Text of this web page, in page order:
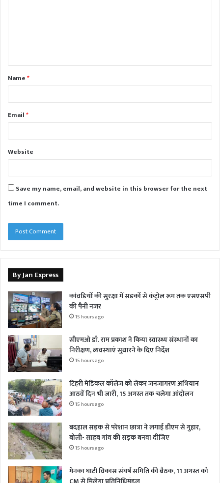
t
*Name*
Email*
Website
Save my name, email, and website in this browser for the next
time I comment.
By Jan Express
कांवड़ियों की सुरक्षा में सड़कों से कंट्रोल रूम तक एसएसपी
की पैनी नजर
15 hours ago
सीएमओ डॉ. राम प्रकाश ने किया स्वास्थ्य संस्थानों का
निरीक्षण, व्यवस्थाएं सुधारने के दिए निर्देश
15 hours ago
टिहरी मेडिकल कॉलेज को लेकर जनजागरण अभियान
आठवें दिन भी जारी, 15 अगस्त तक चलेगा आंदोलन
15 hours ago
बदहाल सड़क से परेशान छात्रा ने लगाई डीएम से गुहार,
बोली- साहब गांव की सड़क बनवा दीजिए
15 hours ago
मेनका घाटी विकास संघर्ष समिति की बैठक, 11 अगस्त को